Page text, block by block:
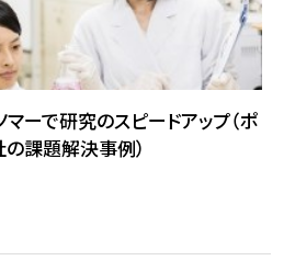
ーで研究のスピードアップ（ポ
課題解決事例）